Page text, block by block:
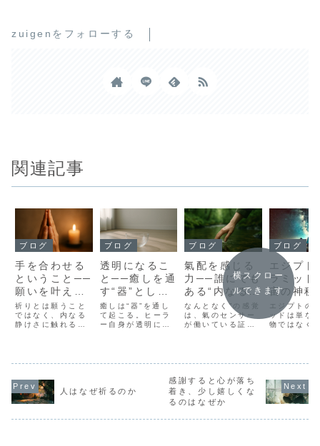
zuigenをフォローする
関連記事
ブログ
手を合わせる
ということ──
願いを叶えて
もらうことで
はない
祈りとは願うこと
ではなく、内なる
静けさに触れる行
す。
ブログ
透明になるこ
と──癒しを通
す“器”として
の在り方
癒しは“器”を通し
て起こる。ヒーラ
ー自身が透明にな
れ出す。
ブログ
氣配を感じる
力──誰にでも
ある“内なるセ
ンサー”
なんとなく”の感覚
は、氣のセンサー
が働いている証。
く。
ブログ
エジプト
ラミッド
宙の神秘
ピリチュ
な意味と
ルギー
エジプトの
ッドは単な
物ではなく
ピラミッド
や、エネル
の関係、瞑
式における
横スクロー
ルできます
人はなぜ祈るのか
感謝すると心が落ち
着き、少し嬉しくな
るのはなぜか